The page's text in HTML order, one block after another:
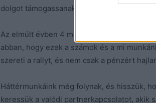
dolgot támogassanak, amit teljesen másnak
Az elmúlt évben 4 millió látogatónk volt,
abban, hogy ezek a számok és a mi
szereti a rallyt, és nem csak a pénzért
Háttérmunkáink még folynak, és hisszük,
keressük a valódi partnerkapcsolatot, akik